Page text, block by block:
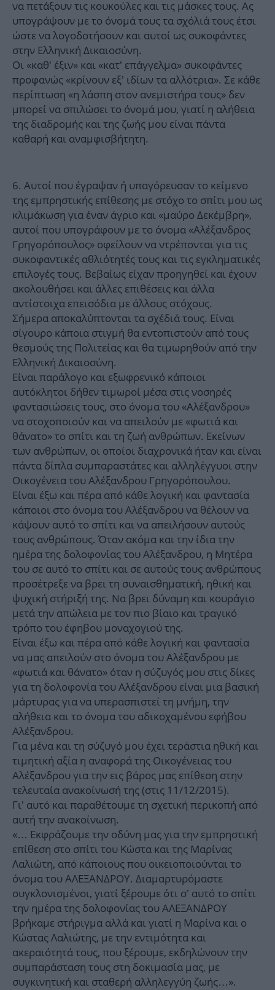
να πετάξουν τις κουκούλες και τις μάσκες τους. Ας
υπογράψουν με το όνομά τους τα σχόλιά τους έτσι
ώστε να λογοδοτήσουν και αυτοί ως συκοφάντες
στην Ελληνική Δικαιοσύνη.
Οι «καθ’ έξιν» και «κατ’ επάγγελμα» συκοφάντες
προφανώς «κρίνουν εξ’ ιδίων τα αλλότρια». Σε κάθε
περίπτωση «η λάσπη στον ανεμιστήρα τους» δεν
μπορεί να σπιλώσει το όνομά μου, γιατί η αλήθεια
της διαδρομής και της ζωής μου είναι πάντα
καθαρή και αναμφισβήτητη.
6. Αυτοί που έγραψαν ή υπαγόρευσαν το κείμενο
της εμπρηστικής επίθεσης με στόχο το σπίτι μου ως
κλιμάκωση για έναν άγριο και «μαύρο Δεκέμβρη»,
αυτοί που υπογράφουν με το όνομα «Αλέξανδρος
Γρηγορόπουλος» οφείλουν να ντρέπονται για τις
συκοφαντικές αθλιότητές τους και τις εγκληματικές
επιλογές τους. Βεβαίως είχαν προηγηθεί και έχουν
ακολουθήσει και άλλες επιθέσεις και άλλα
αντίστοιχα επεισόδια με άλλους στόχους.
Σήμερα αποκαλύπτονται τα σχέδιά τους. Είναι
σίγουρο κάποια στιγμή θα εντοπιστούν από τους
θεσμούς της Πολιτείας και θα τιμωρηθούν από την
Ελληνική Δικαιοσύνη.
Είναι παράλογο και εξωφρενικό κάποιοι
αυτόκλητοι δήθεν τιμωροί μέσα στις νοσηρές
φαντασιώσεις τους, στο όνομα του «Αλέξανδρου»
να στοχοποιούν και να απειλούν με «φωτιά και
θάνατο» το σπίτι και τη ζωή ανθρώπων. Εκείνων
των ανθρώπων, οι οποίοι διαχρονικά ήταν και είναι
πάντα δίπλα συμπαραστάτες και αλληλέγγυοι στην
Οικογένεια του Αλέξανδρου Γρηγορόπουλου.
Είναι έξω και πέρα από κάθε λογική και φαντασία
κάποιοι στο όνομα του Αλέξανδρου να θέλουν να
κάψουν αυτό το σπίτι και να απειλήσουν αυτούς
τους ανθρώπους. Όταν ακόμα και την ίδια την
ημέρα της δολοφονίας του Αλέξανδρου, η Μητέρα
του σε αυτό το σπίτι και σε αυτούς τους ανθρώπους
προσέτρεξε να βρει τη συναισθηματική, ηθική και
ψυχική στήριξή της. Να βρει δύναμη και κουράγιο
μετά την απώλεια με τον πιο βίαιο και τραγικό
τρόπο του έφηβου μοναχογιού της.
Είναι έξω και πέρα από κάθε λογική και φαντασία
να μας απειλούν στο όνομα του Αλέξανδρου με
«φωτιά και θάνατο» όταν η σύζυγός μου στις δίκες
για τη δολοφονία του Αλέξανδρου είναι μια βασική
μάρτυρας για να υπερασπιστεί τη μνήμη, την
αλήθεια και το όνομα του αδικοχαμένου εφήβου
Αλέξανδρου.
Για μένα και τη σύζυγό μου έχει τεράστια ηθική και
τιμητική αξία η αναφορά της Οικογένειας του
Αλέξανδρου για την εις βάρος μας επίθεση στην
τελευταία ανακοίνωσή της (στις 11/12/2015).
Γι’ αυτό και παραθέτουμε τη σχετική περικοπή από
αυτή την ανακοίνωση.
«… Εκφράζουμε την οδύνη μας για την εμπρηστική
επίθεση στο σπίτι του Κώστα και της Μαρίνας
Λαλιώτη, από κάποιους που οικειοποιούνται το
όνομα του ΑΛΕΞΑΝΔΡΟΥ. Διαμαρτυρόμαστε
συγκλονισμένοι, γιατί ξέρουμε ότι σ’ αυτό το σπίτι
την ημέρα της δολοφονίας του ΑΛΕΞΑΝΔΡΟΥ
βρήκαμε στήριγμα αλλά και γιατί η Μαρίνα και ο
Κώστας Λαλιώτης, με την εντιμότητα και
ακεραιότητά τους, που ξέρουμε, εκδηλώνουν την
συμπαράσταση τους στη δοκιμασία μας, με
συγκινητική και σταθερή αλληλεγγύη ζωής…».